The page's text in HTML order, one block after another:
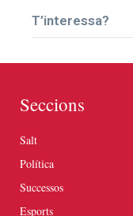
T’interessa?
Seccions
Salt
Política
Successos
Esports